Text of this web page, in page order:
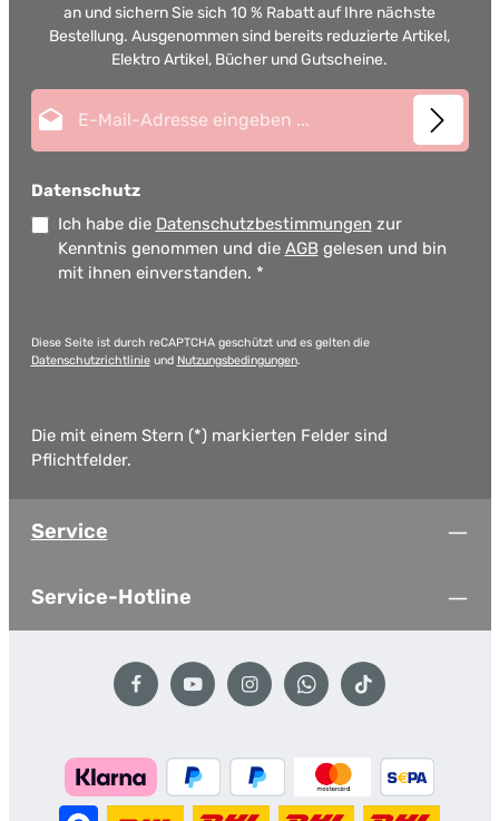
an und sichern Sie sich 10 % Rabatt auf Ihre nächste
Bestellung. Ausgenommen sind bereits reduzierte Artikel,
Elektro Artikel, Bücher und Gutscheine.
Datenschutz
Ich habe die Datenschutzbestimmungen zur
Kenntnis genommen und die AGB gelesen und bin
mit ihnen einverstanden. *
Diese Seite ist durch reCAPTCHA geschützt und es gelten die
Datenschutzrichtlinieund Nutzungsbedingungen.
Die mit einem Stern (*) markierten Felder sind
Pflichtfelder.
Service
Service-Hotline